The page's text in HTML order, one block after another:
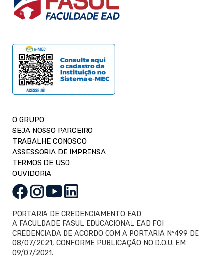
O GRUPO
SEJA NOSSO PARCEIRO
TRABALHE CONOSCO
ASSESSORIA DE IMPRENSA
TERMOS DE USO
OUVIDORIA
PORTARIA DE CREDENCIAMENTO EAD:
A FACULDADE FASUL EDUCACIONAL EAD FOI
CREDENCIADA DE ACORDO COM A PORTARIA Nº499 DE
08/07/2021, CONFORME PUBLICAÇÃO NO D.O.U. EM
09/07/2021.